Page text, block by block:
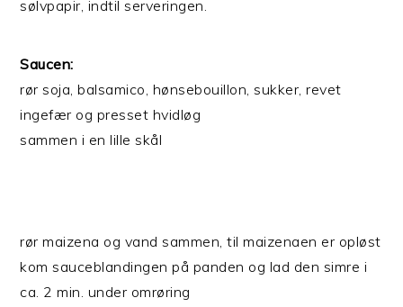
sølvpapir, indtil serveringen.
Saucen:
rør soja, balsamico, hønsebouillon, sukker, revet
ingefær og presset hvidløg
sammen i en lille skål
rør maizena og vand sammen, til maizenaen er opløst
kom sauceblandingen på panden og lad den simre i
ca. 2 min. under omrøring